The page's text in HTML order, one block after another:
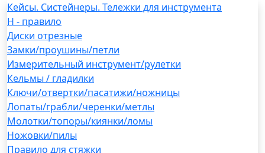
Кейсы. Систейнеры. Тележки для инструмента
H - правило
Диски отрезные
Замки/проушины/петли
Измерительный инструмент/рулетки
Кельмы / гладилки
Ключи/отвертки/пасатижи/ножницы
Лопаты/грабли/черенки/метлы
Молотки/топоры/киянки/ломы
Ножовки/пилы
Правило для стяжки